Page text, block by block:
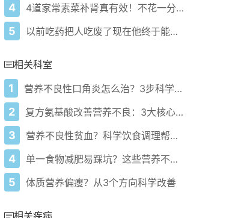
4 4道家常素菜补肾真有效！不花一分钱还比生蚝更温和
5 以前吃药把人吃废了现在他终于能好起来了
相关科室
1 营养不良性口角炎怎么治？3步科学应对
2 复方氨基酸改善营养不良：3大核心作用+4个关键注意事项
3 营养不良性贫血？科学饮食调理帮你补对造血原料
4 单一食物减肥易踩坑？这些营养不良风险要警惕
5 体质营养偏瘦？从3个方向科学改善
相关疾病